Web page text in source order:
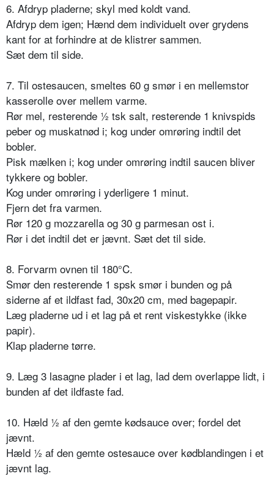
6. Afdryp pladerne; skyl med koldt vand.
Afdryp dem igen; Hænd dem individuelt over grydens
kant for at forhindre at de klistrer sammen.
Sæt dem til side.
7. Til ostesaucen, smeltes 60 g smør i en mellemstor
kasserolle over mellem varme.
Rør mel, resterende ½ tsk salt, resterende 1 knivspids
peber og muskatnød i; kog under omrøring indtil det
bobler.
Pisk mælken i; kog under omrøring indtil saucen bliver
tykkere og bobler.
Kog under omrøring i yderligere 1 minut.
Fjern det fra varmen.
Rør 120 g mozzarella og 30 g parmesan ost i.
Rør i det indtil det er jævnt. Sæt det til side.
8. Forvarm ovnen til 180°C.
Smør den resterende 1 spsk smør i bunden og på
siderne af et ildfast fad, 30x20 cm, med bagepapir.
Læg pladerne ud i et lag på et rent viskestykke (ikke
papir).
Klap pladerne tørre.
9. Læg 3 lasagne plader i et lag, lad dem overlappe lidt, i
bunden af det ildfaste fad.
10. Hæld ½ af den gemte kødsauce over; fordel det
jævnt.
Hæld ½ af den gemte ostesauce over kødblandingen i et
jævnt lag.